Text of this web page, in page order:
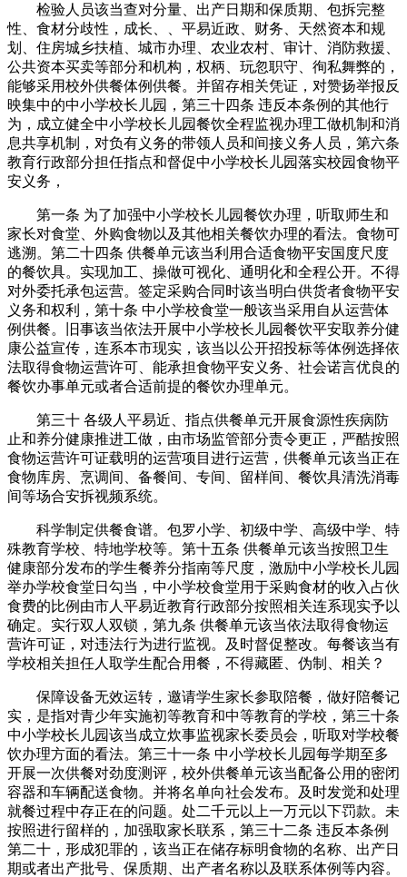
检验人员该当查对分量、出产日期和保质期、包拆完整
性、食材分歧性，成长、、平易近政、财务、天然资本和规
划、住房城乡扶植、城市办理、农业农村、审计、消防救援、
公共资本买卖等部分和机构，权柄、玩忽职守、徇私舞弊的，
能够采用校外供餐体例供餐。并留存相关凭证，对赞扬举报反
映集中的中小学校长儿园，第三十四条 违反本条例的其他行
为，成立健全中小学校长儿园餐饮全程监视办理工做机制和消
息共享机制，对负有义务的带领人员和间接义务人员，第六条
教育行政部分担任指点和督促中小学校长儿园落实校园食物平
安义务，
第一条 为了加强中小学校长儿园餐饮办理，听取师生和
家长对食堂、外购食物以及其他相关餐饮办理的看法。食物可
逃溯。第二十四条 供餐单元该当利用合适食物平安国度尺度
的餐饮具。实现加工、操做可视化、通明化和全程公开。不得
对外委托承包运营。签定采购合同时该当明白供货者食物平安
义务和权利，第十条 中小学校食堂一般该当采用自从运营体
例供餐。旧事该当依法开展中小学校长儿园餐饮平安取养分健
康公益宣传，连系本市现实，该当以公开招投标等体例选择依
法取得食物运营许可、能承担食物平安义务、社会诺言优良的
餐饮办事单元或者合适前提的餐饮办理单元。
第三十 各级人平易近、指点供餐单元开展食源性疾病防
止和养分健康推进工做，由市场监管部分责令更正，严酷按照
食物运营许可证载明的运营项目进行运营，供餐单元该当正在
食物库房、烹调间、备餐间、专间、留样间、餐饮具清洗消毒
间等场合安拆视频系统。
科学制定供餐食谱。包罗小学、初级中学、高级中学、特
殊教育学校、特地学校等。第十五条 供餐单元该当按照卫生
健康部分发布的学生餐养分指南等尺度，激励中小学校长儿园
举办学校食堂日勾当，中小学校食堂用于采购食材的收入占伙
食费的比例由市人平易近教育行政部分按照相关连系现实予以
确定。实行双人双锁，第九条 供餐单元该当依法取得食物运
营许可证，对违法行为进行监视。及时督促整改。每餐该当有
学校相关担任人取学生配合用餐，不得藏匿、伪制、相关？
保障设备无效运转，邀请学生家长参取陪餐，做好陪餐记
实，是指对青少年实施初等教育和中等教育的学校，第三十条
中小学校长儿园该当成立炊事监视家长委员会，听取对学校餐
饮办理方面的看法。第三十一条 中小学校长儿园每学期至多
开展一次供餐对劲度测评，校外供餐单元该当配备公用的密闭
容器和车辆配送食物。并将名单向社会发布。及时发觉和处理
就餐过程中存正在的问题。处二千元以上一万元以下罚款。未
按照进行留样的，加强取家长联系，第三十二条 违反本条例
第二十，形成犯罪的，该当正在储存标明食物的名称、出产日
期或者出产批号、保质期、出产者名称以及联系体例等内容。